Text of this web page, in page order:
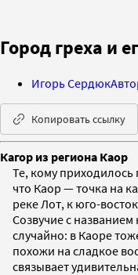
Город греха и
Игорь Сердюк
Копировать ссылку
Кагор из региона Каор
Те, кому
что Каор — точка на
реке Лот, к юго-
Созвучие с
случайно: в Каоре
похожи на сладкое
связывает